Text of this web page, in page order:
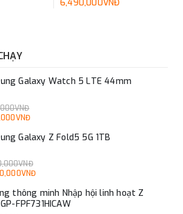
6,490,000VNĐ
Galaxy Watch 5 LTE 44mm
Galaxy Z Fold5 5G 1TB
thông minh Nhập hội linh hoạt Z
FPF731HICAW